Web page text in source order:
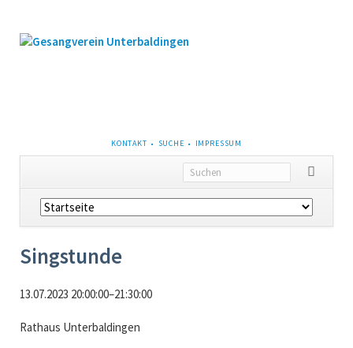
NAVIGATION
ÜBERSPRINGEN
KONTAKT SUCHE IMPRESSUM
Navigation
überspringen
Singstunde
13.07.2023 20:00:00–21:30:00
Rathaus Unterbaldingen